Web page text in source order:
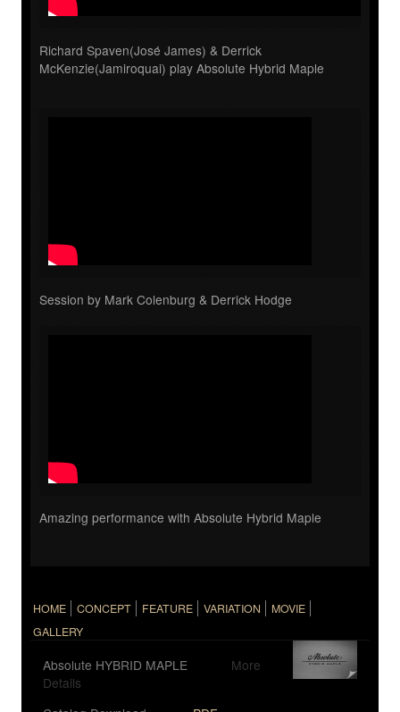
Richard Spaven(José James) & Derrick
McKenzie(Jamiroquai) play Absolute Hybrid Maple
Session by Mark Colenburg & Derrick Hodge
Amazing performance with Absolute Hybrid Maple
HOME CONCEPT FEATURE VARIATION
MOVIE
GALLERY
Absolute HYBRID MAPLE
More
Details